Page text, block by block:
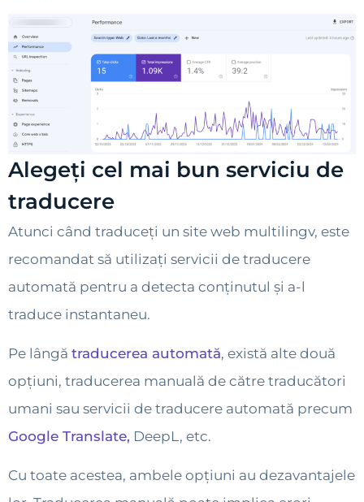
Alegeți cel mai bun serviciu de
traducere
Atunci când traduceți un site web multilingv, este
recomandat să utilizați servicii de traducere
automată pentru a detecta conținutul și a-l
traduce instantaneu.
Pe lângă traducerea automată, există alte două
opțiuni, traducerea manuală de către traducători
umani sau servicii de traducere automată precum
Google Translate, DeepL, etc.
Cu toate acestea, ambele opțiuni au dezavantajele